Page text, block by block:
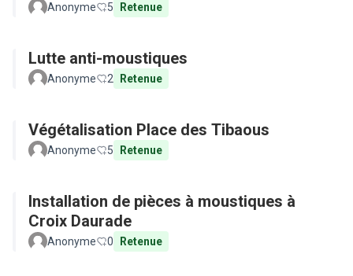
Anonyme 5 Retenue
Lutte anti-moustiques
Anonyme 2 Retenue
Végétalisation Place des Tibaous
Anonyme 5 Retenue
Installation de pièces à moustiques à
Croix Daurade
Anonyme 0 Retenue